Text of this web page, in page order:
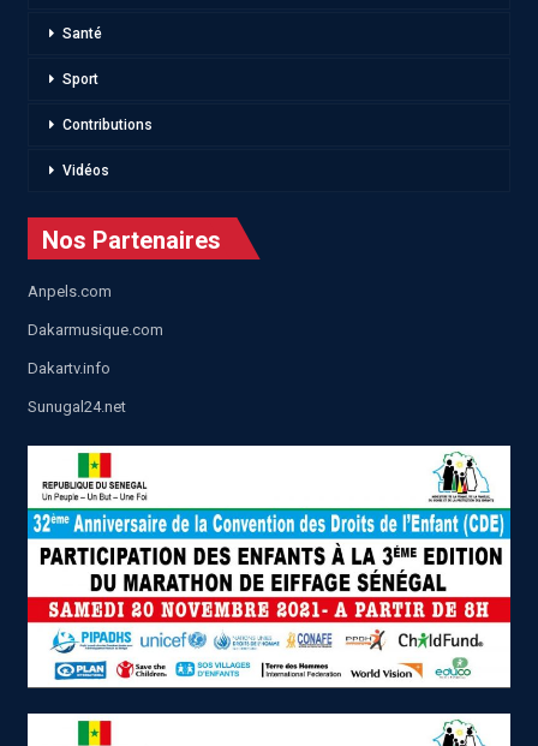
Santé
Sport
Contributions
Vidéos
Nos Partenaires
Anpels.com
Dakarmusique.com
Dakartv.info
Sunugal24.net